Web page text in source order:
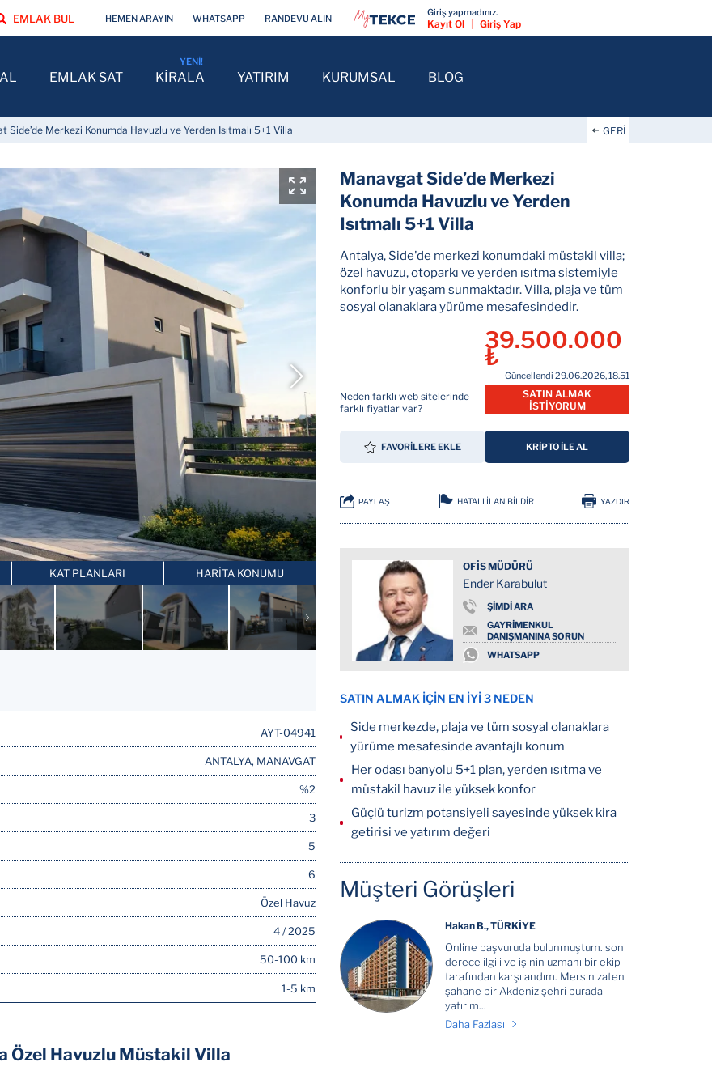
Side’de Merkezi Konumda Havuzlu ve Yerden Isıtmalı 5+1 Villa GERİ
KAT PLANLARI HARİTA KONUMU
PAYLAŞ HATALI İLAN BİLDİR YAZDIR
Manavgat Side’de Merkezi
Konumda Havuzlu ve Yerden
Isıtmalı 5+1 Villa
Antalya, Side'de merkezi konumdaki müstakil villa;
özel havuzu, otoparkı ve yerden ısıtma sistemiyle
konforlu bir yaşam sunmaktadır. Villa, plaja ve tüm
sosyal olanaklara yürüme mesafesindedir.
Neden farklı web sitelerinde
farklı fiyatlar var?
39.500.000
₺
Güncellendi 29.06.2026, 18.51
SATIN ALMAK
İSTİYORUM
FAVORİLERE EKLE KRİPTO İLE AL
AYT-04941
ANTALYA, MANAVGAT
%2
3
5
6
Özel Havuz
4 / 2025
50-100 km
1-5 km
SATIN ALMAK İÇİN EN İYİ 3 NEDEN
Side merkezde, plaja ve tüm sosyal olanaklara
yürüme mesafesinde avantajlı konum
Her odası banyolu 5+1 plan, yerden ısıtma ve
müstakil havuz ile yüksek konfor
Güçlü turizm potansiyeli sayesinde yüksek kira
getirisi ve yatırım değeri
Müşteri Görüşleri
Hakan B., TÜRKİYE
Online başvuruda bulunmuştum. son
derece ilgili ve işinin uzmanı bir ekip
tarafından karşılandım. Mersin zaten
şahane bir Akdeniz şehri burada
yatırım...
Daha Fazlası
OFİS MÜDÜRÜ
Ender Karabulut
ŞİMDİ ARA
GAYRİMENKUL
DANIŞMANINA SORUN
WHATSAPP
Özel Havuzlu Müstakil Villa
EMLAK SAT KİRALA YATIRIM KURUMSAL BLOG
EMLAK BUL HEMEN ARAYIN WHATSAPP RANDEVU ALIN
Giriş yapmadınız.
Kayıt Ol Giriş Yap